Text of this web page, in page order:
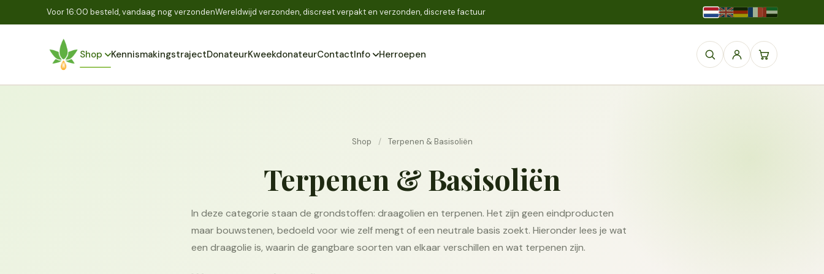
Voor 16:00 besteld, vandaag nog verzondenWereldwijd verzonden, discreet verpakt en verzonden, discrete factuur
Shop KennismakingstrajectDonateurKweekdonateurContactInfo Herroepen
Shop / Terpenen & Basisoliën
Terpenen & Basisoliën
In deze categorie staan de grondstoffen: draagolien en terpenen. Het zijn geen eindproducten
maar bouwstenen, bedoeld voor wie zelf mengt of een neutrale basis zoekt. Hieronder lees je wat
een draagolie is, waarin de gangbare soorten van elkaar verschillen en wat terpenen zijn.